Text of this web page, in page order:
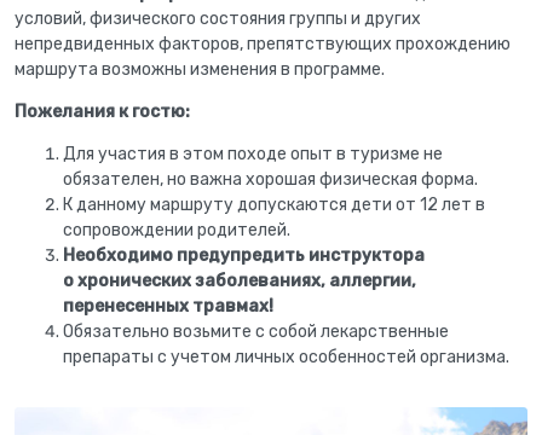
условий, физического состояния группы и других
непредвиденных факторов, препятствующих прохождению
маршрута возможны изменения в программе.
Пожелания к гостю:
Для участия в этом походе опыт в туризме не
обязателен, но важна хорошая физическая форма.
К данному маршруту допускаются дети от 12 лет в
сопровождении родителей.
Необходимо предупредить инструктора
о хронических заболеваниях, аллергии,
перенесенных травмах!
Обязательно возьмите с собой лекарственные
препараты с учетом личных особенностей организма.